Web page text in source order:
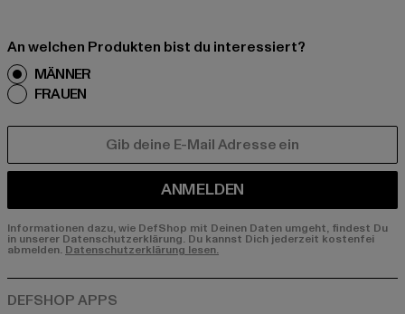
An welchen Produkten bist du interessiert?
MÄNNER
FRAUEN
ANMELDEN
Informationen dazu, wie DefShop mit Deinen Daten umgeht, findest Du
in unserer Datenschutzerklärung. Du kannst Dich jederzeit kostenfei
abmelden. Datenschutzerklärung lesen.